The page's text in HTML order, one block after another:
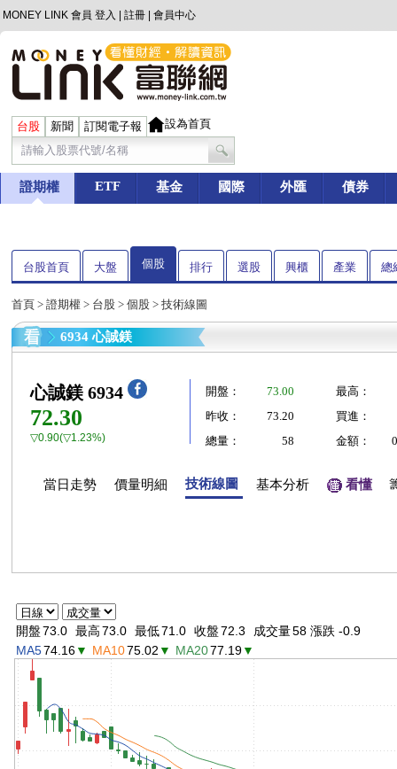
MONEY LINK 會員 登入 註冊 會員中心
台股 新聞 訂閱電子報 設為首頁
證期權 ETF 基金 國際 外匯 債券
台股首頁 大盤 個股 排行 選股 興櫃 產業 總
首頁 > 證期權 > 台股 > 個股 > 技術線圖
6934 心誠鎂
心誠鎂 6934
72.30
▽0.90(▽1.23%)
開盤： 73.00
最高：
昨收：
73.20
買進：
總量：
58 金額：
當日走勢 價量明細 技術線圖 基本分析 看懂
開盤73.0 最高73.0 最低71.0 收盤72.3 成交量58 漲跌 -0.9
MA574.16▼ MA1075.02 ▼ MA2077.19▼